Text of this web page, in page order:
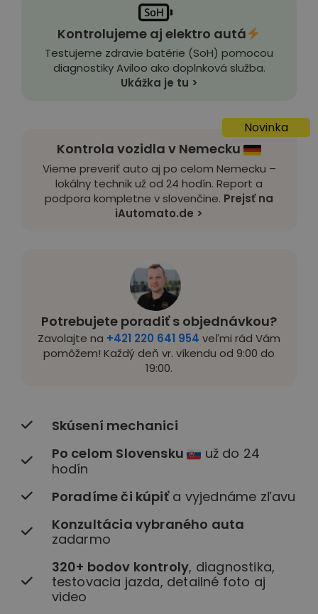
Potrebujete poradiť s objednávkou?
Zavolajte na +421 220 641 954 veľmi rád Vám
pomôžem! Každý deň vr. víkendu od 9:00 do
19:00.
Skúsení mechanici
Po celom Slovensku
už do 24
hodín
Poradíme či kúpiťa vyjednáme zľavu
Konzultácia vybraného auta
zadarmo
320+ bodov kontroly, diagnostika,
testovacia jazda, detailné foto aj
video
Kontrolujeme aj elektro autá
Testujeme zdravie batérie (SoH) pomocou
diagnostiky Aviloo ako doplnková služba.
Ukážka je tu >
Novinka
Kontrola vozidla v Nemecku
Vieme preveriť auto aj po celom Nemecku –
lokálny technik už od 24 hodín. Report a
podpora kompletne v slovenčine. Prejsť na
iAutomato.de >